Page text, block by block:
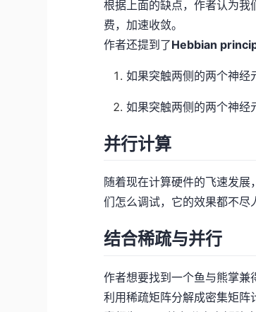
根据上面的缺点，作者认为我
费，加速收敛。
作者还提到了Hebbian
如果突触两侧的两个神经
如果突触两侧的两个神经
并行计算
随着现在计算硬件的飞速发
们怎么调试，它的效果都不尽
结合稀疏与并行
作者想要找到一个鱼与熊掌兼
利用稀疏矩阵分解成密集矩